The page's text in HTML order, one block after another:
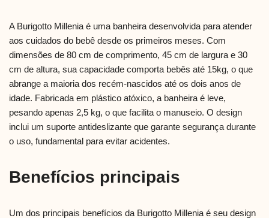
A Burigotto Millenia é uma banheira desenvolvida para atender
aos cuidados do bebê desde os primeiros meses. Com
dimensões de 80 cm de comprimento, 45 cm de largura e 30
cm de altura, sua capacidade comporta bebês até 15kg, o que
abrange a maioria dos recém-nascidos até os dois anos de
idade. Fabricada em plástico atóxico, a banheira é leve,
pesando apenas 2,5 kg, o que facilita o manuseio. O design
inclui um suporte antideslizante que garante segurança durante
o uso, fundamental para evitar acidentes.
Benefícios principais
Um dos principais benefícios da Burigotto Millenia é seu design